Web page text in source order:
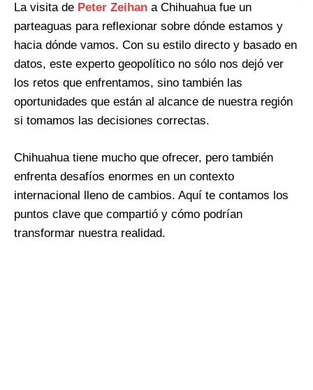
La visita de Peter Zeihan a Chihuahua fue un
parteaguas para reflexionar sobre dónde estamos y
hacia dónde vamos. Con su estilo directo y basado en
datos, este experto geopolítico no sólo nos dejó ver
los retos que enfrentamos, sino también las
oportunidades que están al alcance de nuestra región
si tomamos las decisiones correctas.
Chihuahua tiene mucho que ofrecer, pero también
enfrenta desafíos enormes en un contexto
internacional lleno de cambios. Aquí te contamos los
puntos clave que compartió y cómo podrían
transformar nuestra realidad.